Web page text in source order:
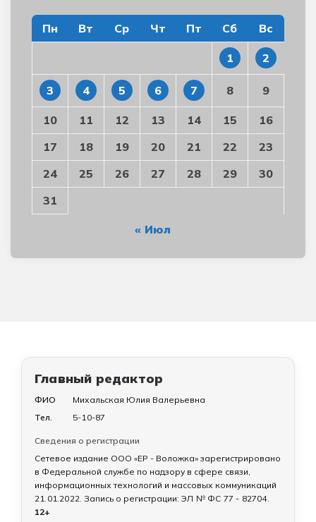
Пн Вт Ср Чт Пт Сб Вс
1 2
3 4 5 6 7 8 9
10 11 12 13 14 15
16
17
18 19 20 21 22
23
24
25 26 27 28 29
30
31
« Июл
Главный редактор
ФИО
Михальская Юлия Валерьевна
Тел.
5-10-87
Сведения о регистрации
Сетевое издание ООО «ЕР - Воложка» зарегистрировано
в Федеральной службе по надзору в сфере связи,
информационных технологий и массовых коммуникаций
21.01.2022. Запись о регистрации: ЭЛ № ФС 77 - 82704.
12+